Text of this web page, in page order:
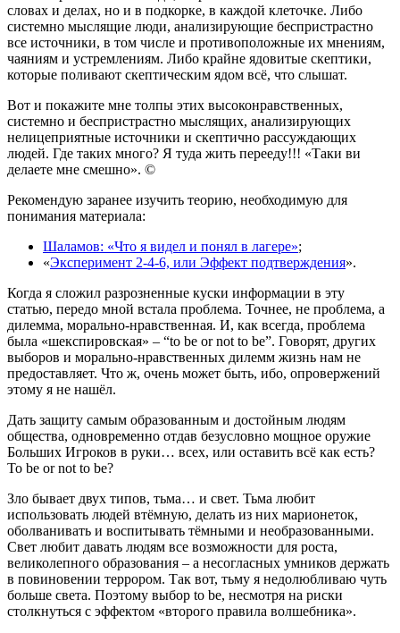
словах и делах, но и в подкорке, в каждой клеточке. Либо
системно мыслящие люди, анализирующие беспристрастно
все источники, в том числе и противоположные их мнениям,
чаяниям и устремлениям. Либо крайне ядовитые скептики,
которые поливают скептическим ядом всё, что слышат.
Вот и покажите мне толпы этих высоконравственных,
системно и беспристрастно мыслящих, анализирующих
нелицеприятные источники и скептично рассуждающих
людей. Где таких много? Я туда жить перееду!!! «Таки ви
делаете мне смешно». ©
Рекомендую заранее изучить теорию, необходимую для
понимания материала:
Шаламов: «Что я видел и понял в лагере»;
«Эксперимент 2-4-6, или Эффект подтверждения».
Когда я сложил разрозненные куски информации в эту
статью, передо мной встала проблема. Точнее, не проблема, а
дилемма, морально-нравственная. И, как всегда, проблема
была «шекспировская» – “to be or not to be”. Говорят, других
выборов и морально-нравственных дилемм жизнь нам не
предоставляет. Что ж, очень может быть, ибо, опровержений
этому я не нашёл.
Дать защиту самым образованным и достойным людям
общества, одновременно отдав безусловно мощное оружие
Больших Игроков в руки… всех, или оставить всё как есть?
To be or not to be?
Зло бывает двух типов, тьма… и свет. Тьма любит
использовать людей втёмную, делать из них марионеток,
оболванивать и воспитывать тёмными и необразованными.
Свет любит давать людям все возможности для роста,
великолепного образования – а несогласных умников держать
в повиновении террором. Так вот, тьму я недолюбливаю чуть
больше света. Поэтому выбор to be, несмотря на риски
столкнуться с эффектом «второго правила волшебника».